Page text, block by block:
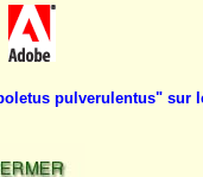
pulverulentus" sur